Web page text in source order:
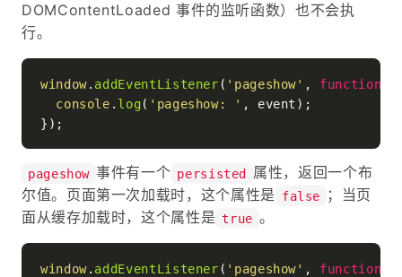
DOMContentLoaded 事件的监听函数）也不会执
行。
window. addEventListener ( 'pageshow' , function
console . log( 'pageshow: ' , event);
pageshow 事件有一个 persisted 属性，返回一个布
尔值。页面第一次加载时，这个属性是
false
；当页
面从缓存加载时，这个属性是 true 。
window. addEventListener ( 'pageshow' , function